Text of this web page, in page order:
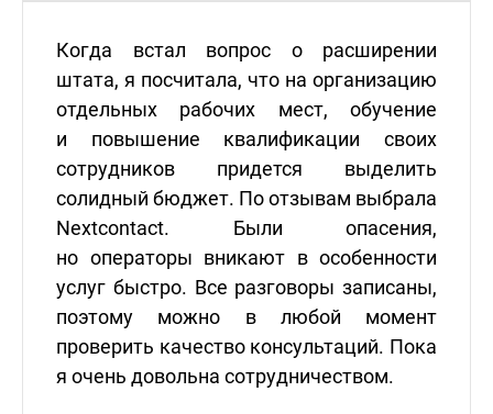
Когда встал вопрос о расширении
штата, я посчитала, что на организацию
отдельных рабочих мест, обучение
и повышение квалификации своих
сотрудников придется выделить
солидный бюджет. По отзывам выбрала
Nextcontact. Были опасения,
но операторы вникают в особенности
услуг быстро. Все разговоры записаны,
поэтому можно в любой момент
проверить качество консультаций. Пока
я очень довольна сотрудничеством.